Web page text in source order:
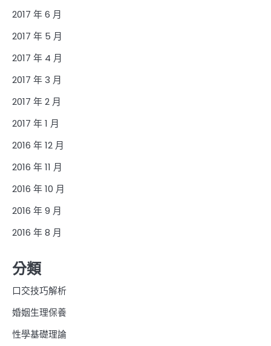
2017 年 6 月
2017 年 5 月
2017 年 4 月
2017 年 3 月
2017 年 2 月
2017 年 1 月
2016 年 12 月
2016 年 11 月
2016 年 10 月
2016 年 9 月
2016 年 8 月
分類
口交技巧解析
婚姻生理保養
性學基礎理論